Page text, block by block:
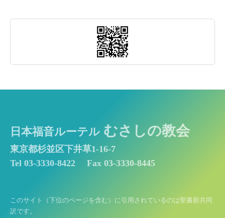
日本福音ルーテル むさしの教会
東京都杉並区下井草1-16-7
Tel 03-3330-8422
Fax 03-3330-8445
このサイト（下位のページを含む）に引用されているのは聖書新共同
訳です。